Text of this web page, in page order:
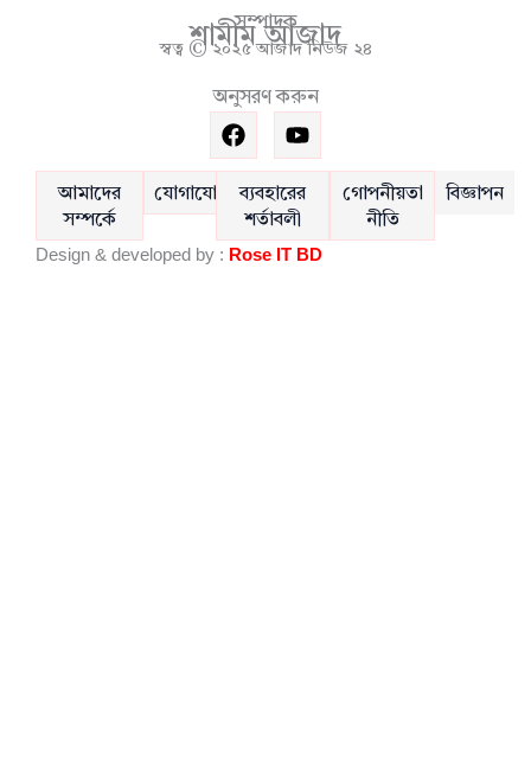
সম্পাদক
শামীম আজাদ
স্বত্ব © ২০২৫ আজাদ নিউজ ২৪
অনুসরণ করুন
F
a
c
e
b
o
o
Y
o
u
t
u
b
e
আমাদের
সম্পর্কে
যোগাযোগ
ব্যবহারের
শর্তাবলী
গোপনীয়তা
নীতি
বিজ্ঞাপন
Design & developed by : Rose IT BD